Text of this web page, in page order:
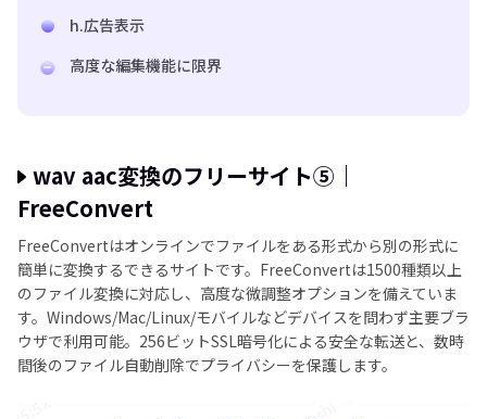
h.広告表示
高度な編集機能に限界
wav aac変換のフリーサイト⑤｜
FreeConvert
FreeConvertはオンラインでファイルをある形式から別の形式に
簡単に変換するできるサイトです。FreeConvertは1500種類以上
のファイル変換に対応し、高度な微調整オプションを備えていま
す。Windows/Mac/Linux/モバイルなどデバイスを問わず主要ブラ
ウザで利用可能。256ビットSSL暗号化による安全な転送と、数時
間後のファイル自動削除でプライバシーを保護します。